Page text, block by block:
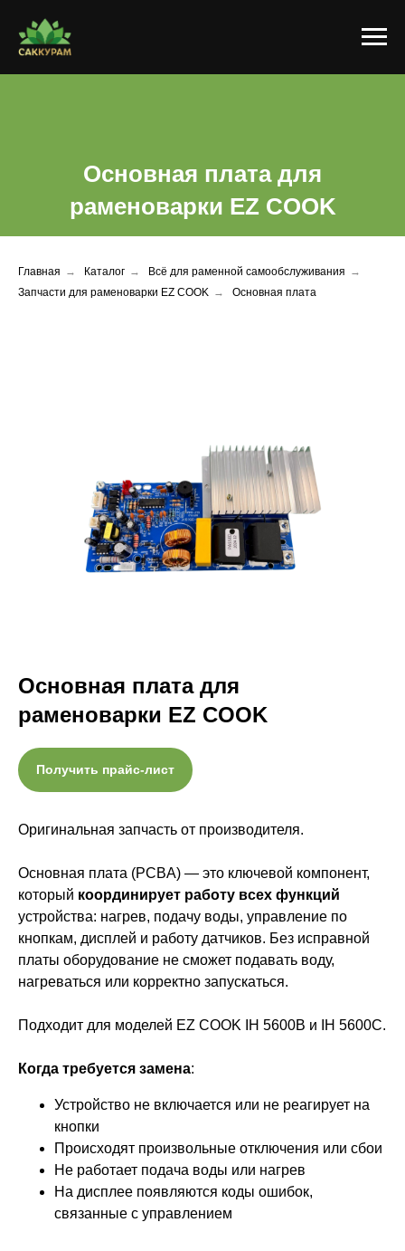
Основная плата для
раменоварки EZ COOK
Главная → Каталог → Всё для раменной самообслуживания →
Запчасти для раменоварки EZ COOK → Основная плата
Основная плата для
раменоварки EZ COOK
Получить прайс-лист
Оригинальная запчасть от производителя.
Основная плата (PCBA) — это ключевой компонент,
который координирует работу всех функций
устройства: нагрев, подачу воды, управление по
кнопкам, дисплей и работу датчиков. Без исправной
платы оборудование не сможет подавать воду,
нагреваться или корректно запускаться.
Подходит для моделей EZ COOK IH 5600B и IH 5600C.
Когда требуется замена:
Устройство не включается или не реагирует на
кнопки
Происходят произвольные отключения или сбои
Не работает подача воды или нагрев
На дисплее появляются коды ошибок,
связанные с управлением